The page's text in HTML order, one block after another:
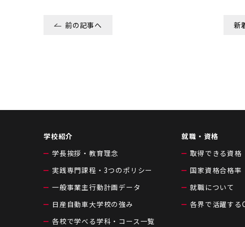
前の記事へ 新
学校紹介
学長挨拶・教育理念
実践専門課程・3つのポリシー
一般事業主行動計画データ
日産自動車大学校の強み
各校で学べる学科・コース一覧
就職・資格
取得できる資格
国家資格合格率
就職について
各界で活躍する